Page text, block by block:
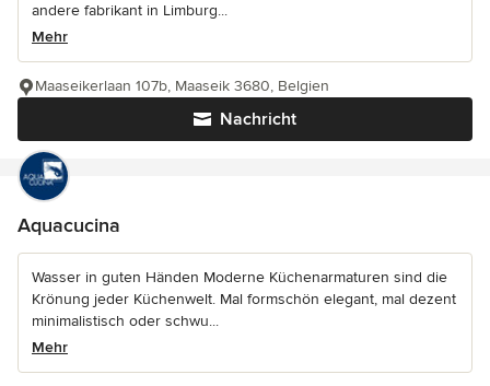
andere fabrikant in Limburg...
Mehr
Nachricht
Maaseikerlaan 107b, Maaseik 3680, Belgien
Aquacucina
Wasser in guten Händen Moderne Küchenarmaturen sind die
Krönung jeder Küchenwelt. Mal formschön elegant, mal dezent
minimalistisch oder schwu...
Mehr